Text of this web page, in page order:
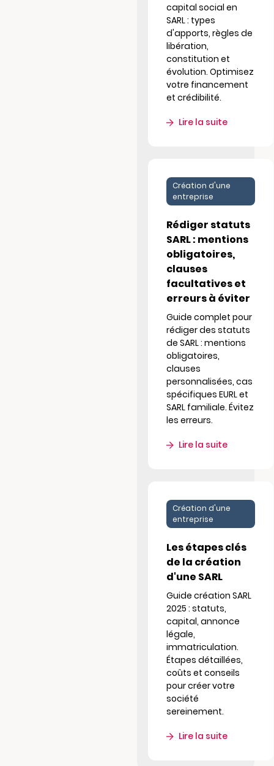
capital social en
SARL : types
d'apports, règles de
libération,
constitution et
évolution. Optimisez
votre financement
et crédibilité.
Lire la suite
Création d'une
entreprise
Rédiger statuts
SARL : mentions
obligatoires,
clauses
facultatives et
erreurs à éviter
Guide complet pour
rédiger des statuts
de SARL : mentions
obligatoires,
clauses
personnalisées, cas
spécifiques EURL et
SARL familiale. Évitez
les erreurs.
Lire la suite
Création d'une
entreprise
Les étapes clés
de la création
d'une SARL
Guide création SARL
2025 : statuts,
capital, annonce
légale,
immatriculation.
Étapes détaillées,
coûts et conseils
pour créer votre
société
sereinement.
Lire la suite